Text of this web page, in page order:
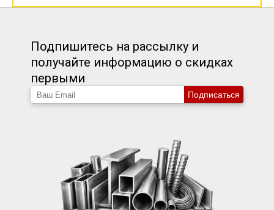
Подпишитесь на рассылку и
получайте информацию о скидках
первыми
Подписаться